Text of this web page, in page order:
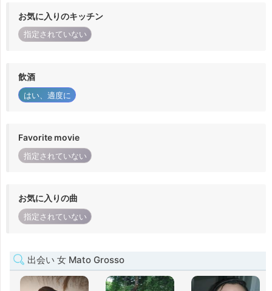
お気に入りのキッチン
指定されていない
飲酒
はい、適度に
Favorite movie
指定されていない
お気に入りの曲
指定されていない
出会い 女 Mato Grosso